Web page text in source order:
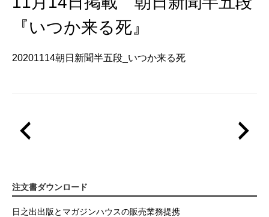
『いつか来る死』
20201114朝日新聞半五段_いつか来る死
注文書ダウンロード
日之出出版とマガジンハウスの販売業務提携